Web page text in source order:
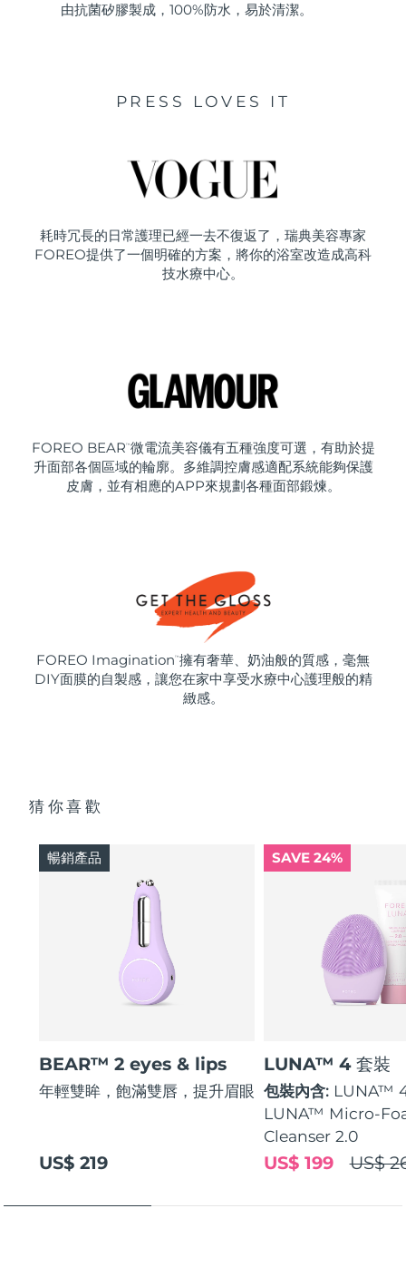
由抗菌矽膠製成，100%防水，易於清潔。
PRESS LOVES IT
耗時冗長的日常護理已經一去不復返了，瑞典美容專家
FOREO提供了一個明確的方案，將你的浴室改造成高科
技水療中心。
FOREO BEAR ™ 微電流美容儀有五種強度可選，有助於提
升面部各個區域的輪廓。多維調控膚感適配系統能夠保護
皮膚，並有相應的APP來規劃各種面部鍛煉。
FOREO Imagination ™ 擁有奢華、奶油般的質感，毫無
DIY面膜的自製感，讓您在家中享受水療中心護理般的精
緻感。
猜你喜歡
BEAR™ 2 eyes & lips
年輕雙眸，飽滿雙唇，提升眉眼
US$ 219
暢銷產品 SAVE 24%
LUNA™ 4 套裝
包裝內含: LUNA™
LUNA™ Micro-
Cleanser 2.0
US$
US$ 199